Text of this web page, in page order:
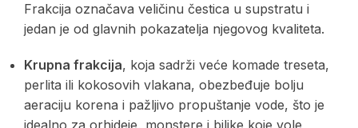
Frakcija označava veličinu čestica u supstratu i
jedan je od glavnih pokazatelja njegovog kvaliteta.
Krupna frakcija, koja sadrži veće komade treseta,
perlita ili kokosovih vlakana, obezbeđuje bolju
aeraciju korena i pažljivo propuštanje vode, što je
idealno za orhideje, monstere i biljke koje vole